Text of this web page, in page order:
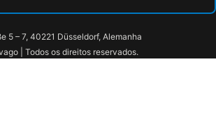
5 – 7, 40221 Düsseldorf, Alemanha
| Todos os direitos reservados.